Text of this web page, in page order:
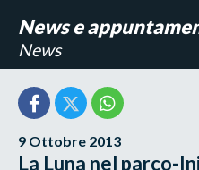
News e
News
9 Ottobre 2013
La Luna nel parco-